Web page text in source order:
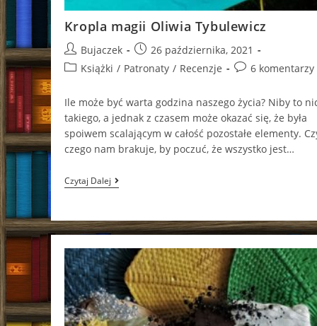
Kropla magii Oliwia Tybulewicz
Post
author:
Bujaczek
Post
published:
26 października, 2021
PostKsiążki / Patronaty / Recenzje
Post6 komentarzy
Ile może być warta godzina naszego życia? Niby to
takiego, a jednak z czasem może okazać się, że była
spoiwem scalającym w całość pozostałe elementy.
czego nam brakuje, by poczuć, że wszystko jest…
Czytaj DalejKropla
Magii